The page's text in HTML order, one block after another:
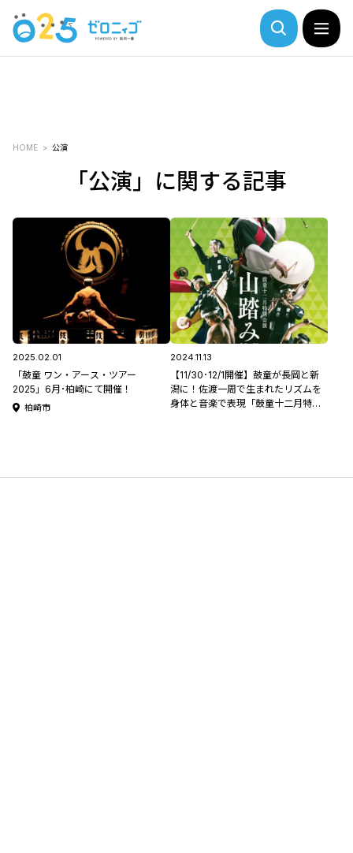
HOME 公演
「公演」に関する記事
2025.02.01
「鼓童 ワン・アース・ツアー
2025」6月･柏崎にて開催！
柏崎市
2024.11.13
【11/30･12/1開催】鼓童が長岡と新
潟に！佐渡一周で生まれたリズムを
身体と音楽で表現「鼓童十二月特別